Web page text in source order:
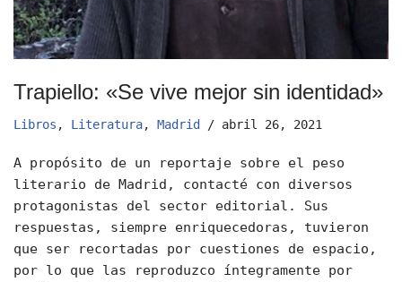
Trapiello: «Se vive mejor sin identidad»
Libros , Literatura, Madrid abril 26, 2021
A propósito de un reportaje sobre el peso
literario de Madrid, contacté con diversos
protagonistas del sector editorial. Sus
respuestas, siempre enriquecedoras, tuvieron
que ser recortadas por cuestiones de espacio,
por lo que las reproduzco íntegramente por